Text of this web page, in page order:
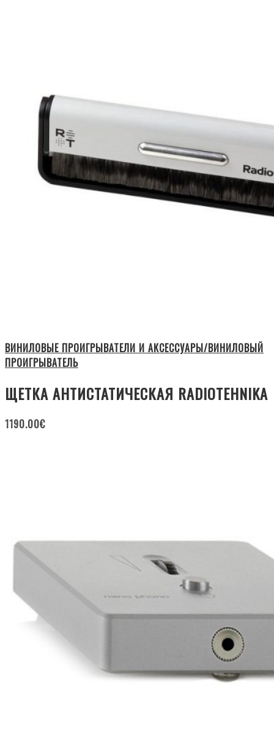
ВИНИЛОВЫЕ ПРОИГРЫВАТЕЛИ И АКСЕССУАРЫ/ВИНИЛОВЫЙ
ПРОИГРЫВАТЕЛЬ
ЩЕТКА АНТИСТАТИЧЕСКАЯ RADIOTEHNIKA
1190.00€